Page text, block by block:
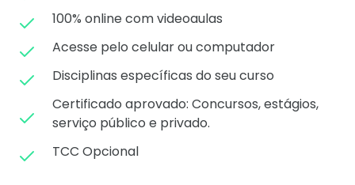
100% online com videoaulas
Acesse pelo celular ou computador
Disciplinas específicas do seu curso
Certificado aprovado: Concursos, estágios,
serviço público e privado.
TCC Opcional